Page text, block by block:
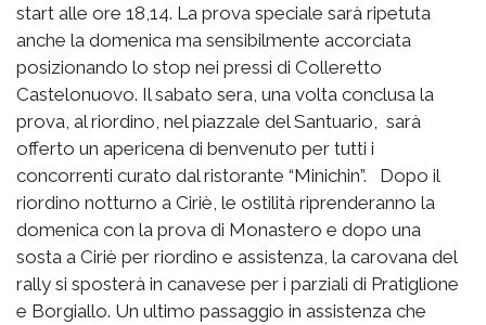
start alle ore 18,14. La prova speciale sarà ripetuta
anche la domenica ma sensibilmente accorciata
posizionando lo stop nei pressi di Colleretto
Castelonuovo. Il sabato sera, una volta conclusa la
prova, al riordino, nel piazzale del Santuario, sarà
offerto un apericena di benvenuto per tutti i
concorrenti curato dal ristorante “Minichin”. Dopo il
riordino notturno a Ciriè, le ostilità riprenderanno la
domenica con la prova di Monastero e dopo una
sosta a Ciriè per riordino e assistenza, la carovana del
rally si sposterà in canavese per i parziali di Pratiglione
e Borgiallo. Un ultimo passaggio in assistenza che